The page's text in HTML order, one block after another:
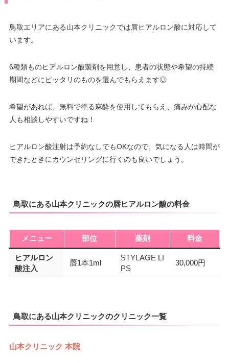
鳥取エリアにある山本クリニックでは唇ヒアルロン酸に対応して
います。
6種類ものヒアルロン酸製剤を用意し、患者の状態や希望の持続
期間などにピッタリのものを選んでもらえます◎
希望があれば、無料で塗る麻酔を使用してもらえ、痛みが心配な
人も相談しやすいですね！
ヒアルロン酸注射は予約なしでもOKなので、気になる人は時間が
できたときにカウンセリングに行くのも良いでしょう。
鳥取にある山本クリニックの唇ヒアルロン酸の料金
メニュー 部位 薬剤 料金
ヒアルロン
酸注入
唇1本1ml
STYLAGE LI
PS
30,000円
鳥取にある山本クリニックのクリニック一覧
山本クリニック 本院